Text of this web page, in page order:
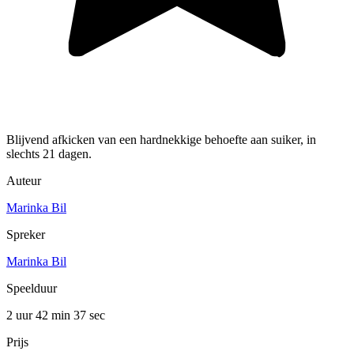
Blijvend afkicken van een hardnekkige behoefte aan suiker, in
slechts 21 dagen.
Auteur
Marinka Bil
Spreker
Marinka Bil
Speelduur
2 uur 42 min 37 sec
Prijs